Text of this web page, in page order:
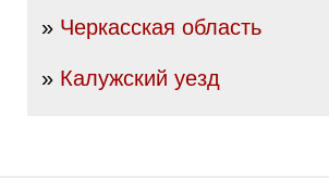
» Черкасская область
» Калужский уезд